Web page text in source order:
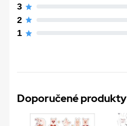
3
2
1
Doporučené produkty